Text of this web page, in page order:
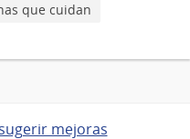
que cuidan
mejoras